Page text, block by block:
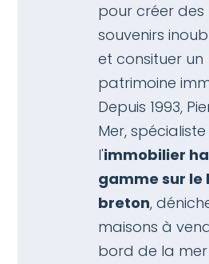
pour créer des
souvenirs
et consituer un
patrimoine
Depuis 1993,
Mer,
l'immobilier
gamme sur
breton,
maisons à
bord de la mer